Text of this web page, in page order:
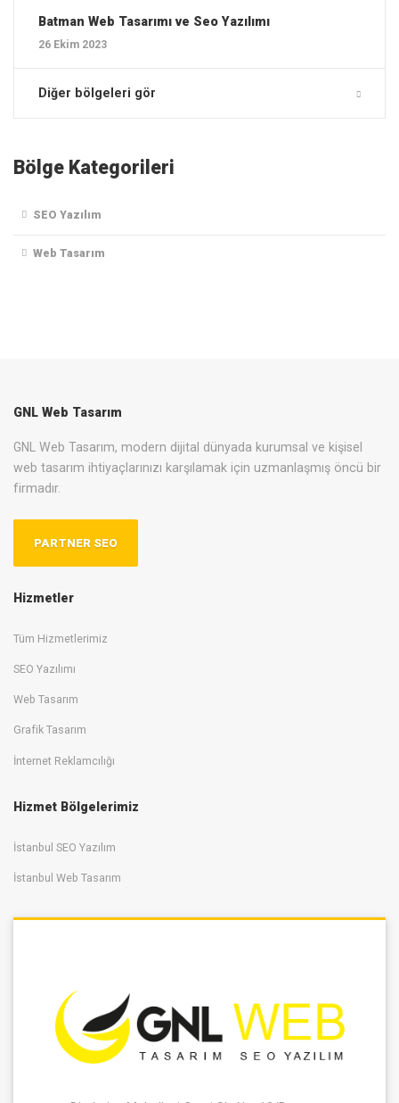
Batman ‎Web Tasarımı ve Seo Yazılımı
26 Ekim 2023
Diğer bölgeleri gör
Bölge Kategorileri
SEO Yazılım
Web Tasarım
GNL Web Tasarım
GNL Web Tasarım, modern dijital dünyada kurumsal ve kişisel
web tasarım ihtiyaçlarınızı karşılamak için uzmanlaşmış öncü bir
firmadır.
PARTNER SEO
Hizmetler
Tüm Hizmetlerimiz
SEO Yazılımı
Web Tasarım
Grafik Tasarım
İnternet Reklamcılığı
Hizmet Bölgelerimiz
İstanbul SEO Yazılım
İstanbul Web Tasarım